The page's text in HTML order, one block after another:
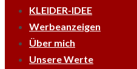
KLEIDER-IDEE
Werbeanzeigen
Über mich
Unsere Werte